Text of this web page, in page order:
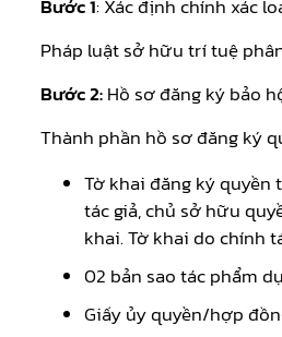
Bước 1: Xác định chính xác
Pháp luật sở hữu trí tuệ
Bước 2:Hồ sơ đăng ký bảo
Thành phần hồ sơ đăng ký
Tờ khai đăng ký quyền
tác giả, chủ sở hữu
khai. Tờ khai do chính
02 bản sao tác phẩm
Giấy ủy quyền/hợp